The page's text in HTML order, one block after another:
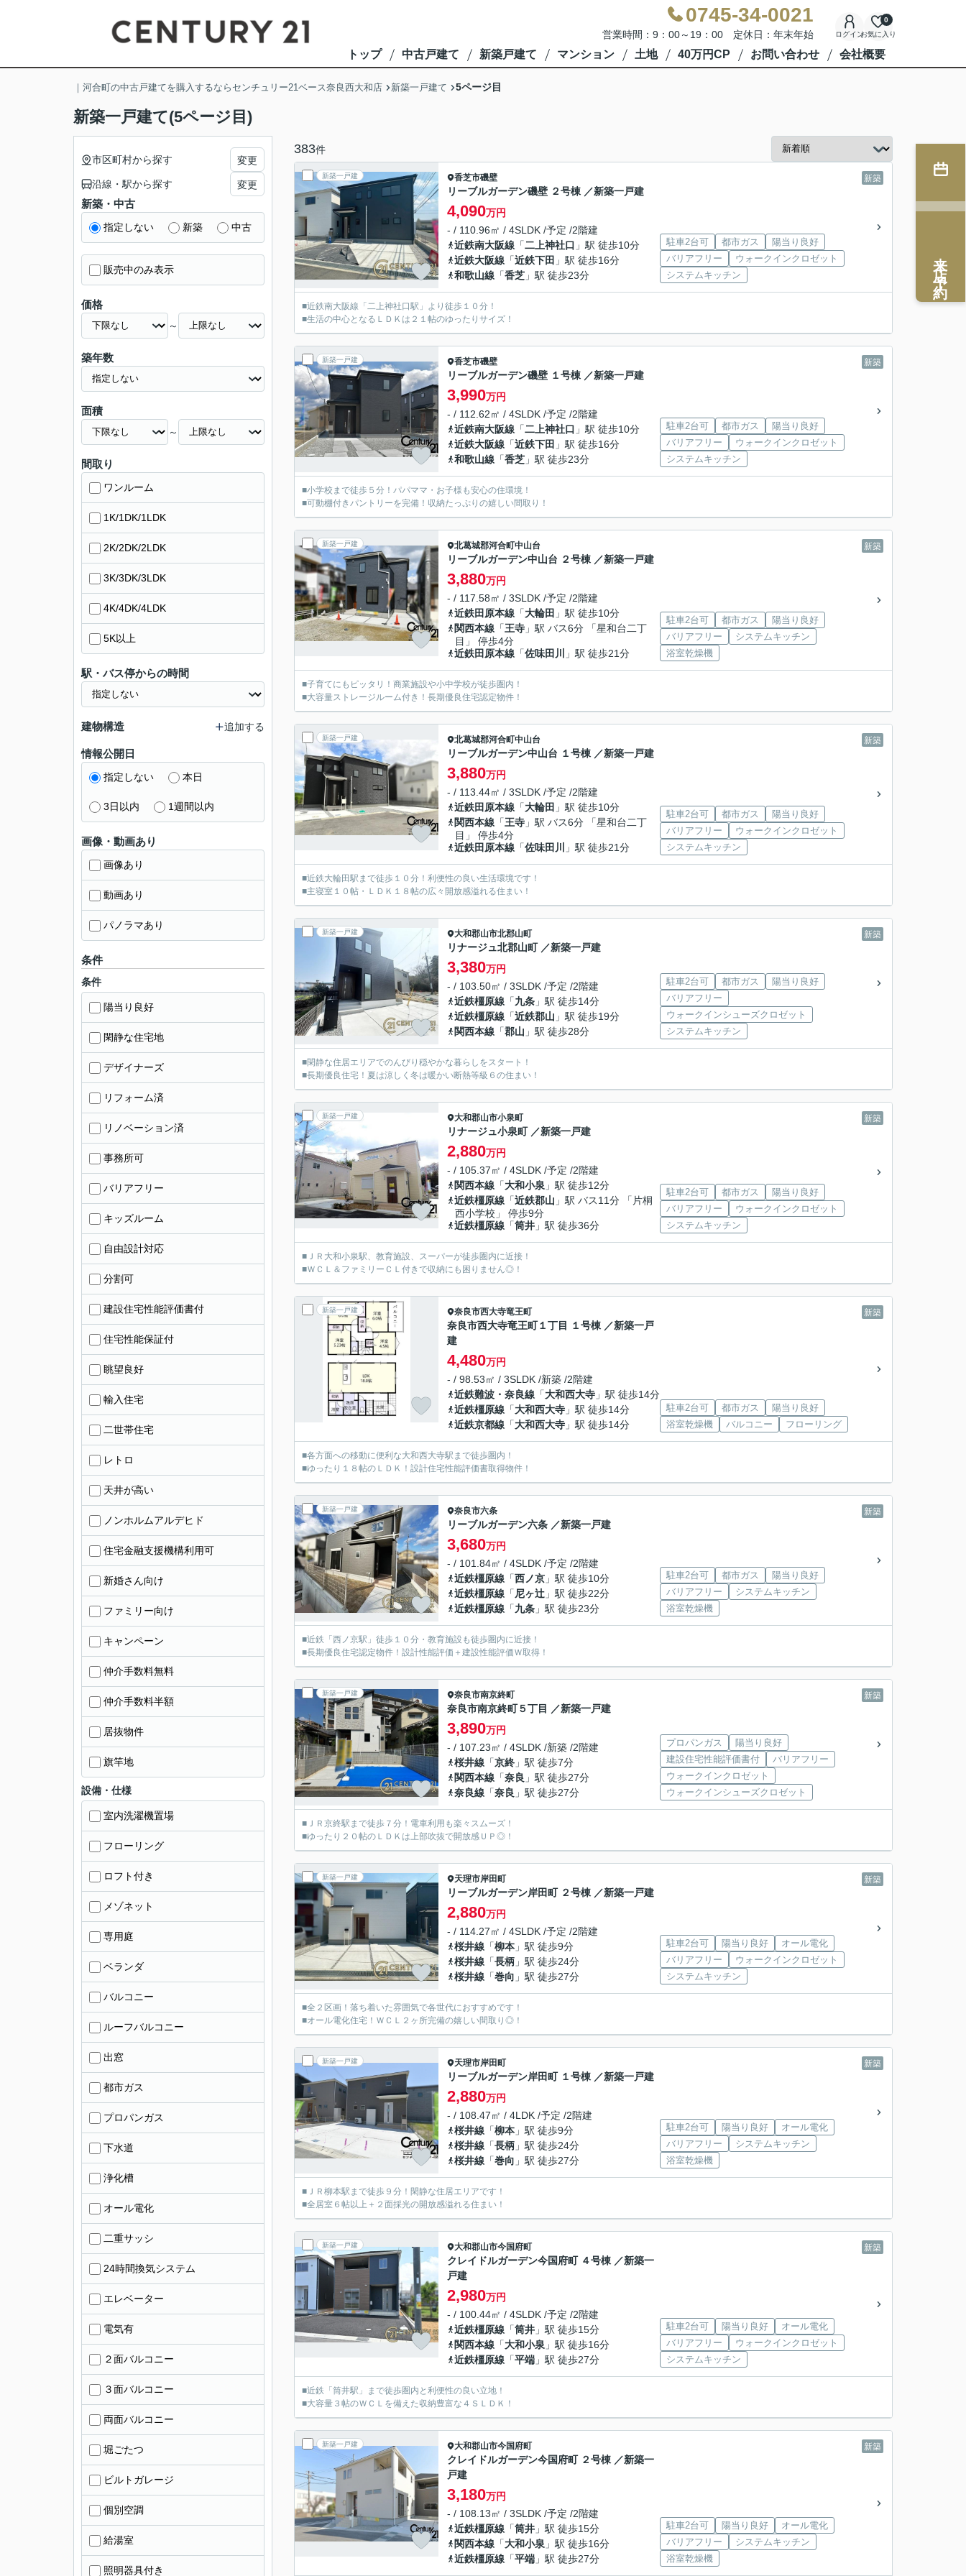
0745-34-0021
営業時間：9：00～19：00 定休日：年末年始 ログインお気に入り
0
トップ 中古戸建て 新築戸建て マンション 土地 40万円CP お問い合わせ 会社概要
｜河合町の中古戸建てを購入するならセンチュリー21ベース奈良西大和店 新築一戸建て 5ページ目
新築一戸建て(5ページ目)
383件
新築一戸建 新築
香芝市磯壁
リーブルガーデン磯壁 ２号棟 ／新築一戸建
4,090万円
- / 110.96㎡ / 4SLDK /予定 /2階建
近鉄南大阪線 「二上神社口 」駅 徒歩10分
近鉄大阪線 「近鉄下田 」駅 徒歩16分
和歌山線 「香芝 」駅 徒歩23分
駐車2台可 都市ガス
陽当り良好
バリアフリー
ウォークインクロゼット
システムキッチン
■近鉄南大阪線「二上神社口駅」より徒歩１０分！
■生活の中心となるＬＤＫは２１帖のゆったりサイズ！
新築一戸建 新築
香芝市磯壁
リーブルガーデン磯壁 １号棟 ／新築一戸建
3,990万円
- / 112.62㎡ / 4SLDK /予定 /2階建
近鉄南大阪線 「二上神社口 」駅 徒歩10分
近鉄大阪線 「近鉄下田 」駅 徒歩16分
和歌山線 「香芝 」駅 徒歩23分
駐車2台可 都市ガス
陽当り良好
バリアフリー
ウォークインクロゼット
システムキッチン
■小学校まで徒歩５分！パパママ・お子様も安心の住環境！
■可動棚付きパントリーを完備！収納たっぷりの嬉しい間取り！
新築一戸建 新築
北葛城郡河合町中山台
リーブルガーデン中山台 ２号棟 ／新築一戸建
3,880万円
- / 117.58㎡ / 3SLDK /予定 /2階建
近鉄田原本線 「大輪田 」駅 徒歩10分
関西本線 「王寺 」駅 バス6分 「星和台二丁
目」 停歩4分
近鉄田原本線 「佐味田川 」駅 徒歩21分
駐車2台可 都市ガス
陽当り良好
バリアフリー
システムキッチン
浴室乾燥機
■子育てにもピッタリ！商業施設や小中学校が徒歩圏内！
■大容量ストレージルーム付き！長期優良住宅認定物件！
新築一戸建 新築
北葛城郡河合町中山台
リーブルガーデン中山台 １号棟 ／新築一戸建
3,880万円
- / 113.44㎡ / 3SLDK /予定 /2階建
近鉄田原本線 「大輪田 」駅 徒歩10分
関西本線 「王寺 」駅 バス6分 「星和台二丁
目」 停歩4分
近鉄田原本線 「佐味田川 」駅 徒歩21分
駐車2台可 都市ガス
陽当り良好
バリアフリー
ウォークインクロゼット
システムキッチン
■近鉄大輪田駅まで徒歩１０分！利便性の良い生活環境です！
■主寝室１０帖・ＬＤＫ１８帖の広々開放感溢れる住まい！
新築一戸建 新築
大和郡山市北郡山町
リナージュ北郡山町 ／新築一戸建
3,380万円
- / 103.50㎡ / 3SLDK /予定 /2階建
近鉄橿原線 「九条 」駅 徒歩14分
近鉄橿原線 「近鉄郡山 」駅 徒歩19分
関西本線 「郡山 」駅 徒歩28分
駐車2台可 都市ガス
陽当り良好
バリアフリー
ウォークインシューズクロゼット
システムキッチン
■閑静な住居エリアでのんびり穏やかな暮らしをスタート！
■長期優良住宅！夏は涼しく冬は暖かい断熱等級６の住まい！
新築一戸建 新築
大和郡山市小泉町
リナージュ小泉町 ／新築一戸建
2,880万円
- / 105.37㎡ / 4SLDK /予定 /2階建
関西本線 「大和小泉 」駅 徒歩12分
近鉄橿原線 「近鉄郡山 」駅 バス11分 「片桐
西小学校」 停歩9分
近鉄橿原線 「筒井 」駅 徒歩36分
駐車2台可 都市ガス
陽当り良好
バリアフリー
ウォークインクロゼット
システムキッチン
■ＪＲ大和小泉駅、教育施設、スーパーが徒歩圏内に近接！
■ＷＣＬ＆ファミリーＣＬ付きで収納にも困りません◎！
新築一戸建 新築
奈良市西大寺竜王町
奈良市西大寺竜王町１丁目 １号棟 ／新築一戸
建
4,480万円
- / 98.53㎡ / 3SLDK /新築 /2階建
近鉄難波・奈良線 「大和西大寺 」駅 徒歩14分
近鉄橿原線 「大和西大寺 」駅 徒歩14分
近鉄京都線 「大和西大寺 」駅 徒歩14分
駐車2台可 都市ガス
陽当り良好
浴室乾燥機
バルコニー フローリング
■各方面への移動に便利な大和西大寺駅まで徒歩圏内！
■ゆったり１８帖のＬＤＫ！設計住宅性能評価書取得物件！
新築一戸建 新築
奈良市六条
リーブルガーデン六条 ／新築一戸建
3,680万円
- / 101.84㎡ / 4SLDK /予定 /2階建
近鉄橿原線 「西ノ京 」駅 徒歩10分
近鉄橿原線 「 尼ヶ辻 」駅 徒歩22分
近鉄橿原線 「九条 」駅 徒歩23分
駐車2台可 都市ガス
陽当り良好
バリアフリー
システムキッチン
浴室乾燥機
■近鉄「西ノ京駅」徒歩１０分・教育施設も徒歩圏内に近接！
■長期優良住宅認定物件！設計性能評価＋建設性能評価Ｗ取得！
新築一戸建 新築
奈良市南京終町
奈良市南京終町５丁目 ／新築一戸建
3,890万円
- / 107.23㎡ / 4SLDK /新築 /2階建
桜井線 「京終 」駅 徒歩7分
関西本線 「奈良 」駅 徒歩27分
奈良線 「奈良 」駅 徒歩27分
プロパンガス
陽当り良好
建設住宅性能評価書付
バリアフリー
ウォークインクロゼット
ウォークインシューズクロゼット
■ＪＲ京終駅まで徒歩７分！電車利用も楽々スムーズ！
■ゆったり２０帖のＬＤＫは上部吹抜で開放感ＵＰ◎！
新築一戸建 新築
天理市岸田町
リーブルガーデン岸田町 ２号棟 ／新築一戸建
2,880万円
- / 114.27㎡ / 4SLDK /予定 /2階建
桜井線 「柳本 」駅 徒歩9分
桜井線 「長柄 」駅 徒歩24分
桜井線 「巻向 」駅 徒歩27分
駐車2台可 陽当り良好
オール電化
バリアフリー
ウォークインクロゼット
システムキッチン
■全２区画！落ち着いた雰囲気で各世代におすすめです！
■オール電化住宅！ＷＣＬ２ヶ所完備の嬉しい間取り◎！
新築一戸建 新築
天理市岸田町
リーブルガーデン岸田町 １号棟 ／新築一戸建
2,880万円
- / 108.47㎡ / 4LDK /予定 /2階建
桜井線 「柳本 」駅 徒歩9分
桜井線 「長柄 」駅 徒歩24分
桜井線 「巻向 」駅 徒歩27分
駐車2台可 陽当り良好
オール電化
バリアフリー
システムキッチン
浴室乾燥機
■ＪＲ柳本駅まで徒歩９分！閑静な住居エリアです！
■全居室６帖以上＋２面採光の開放感溢れる住まい！
新築一戸建 新築
大和郡山市今国府町
クレイドルガーデン今国府町 ４号棟 ／新築一
戸建
2,980万円
- / 100.44㎡ / 4SLDK /予定 /2階建
近鉄橿原線 「筒井 」駅 徒歩15分
関西本線 「大和小泉 」駅 徒歩16分
近鉄橿原線 「平端 」駅 徒歩27分
駐車2台可 陽当り良好
オール電化
バリアフリー
ウォークインクロゼット
システムキッチン
■近鉄「筒井駅」まで徒歩圏内と利便性の良い立地！
■大容量３帖のＷＣＬを備えた収納豊富な４ＳＬＤＫ！
新築一戸建 新築
大和郡山市今国府町
クレイドルガーデン今国府町 ２号棟 ／新築一
戸建
3,180万円
- / 108.13㎡ / 3SLDK /予定 /2階建
近鉄橿原線 「筒井 」駅 徒歩15分
関西本線 「大和小泉 」駅 徒歩16分
近鉄橿原線 「平端 」駅 徒歩27分
駐車2台可 陽当り良好
オール電化
バリアフリー
システムキッチン
浴室乾燥機
市区町村から探す 変更
沿線・駅から探す 変更
新築・中古
指定しない 新築 中古
販売中のみ表示
価格
～
築年数
面積
～
間取り
ワンルーム
1K/1DK/1LDK
2K/2DK/2LDK
3K/3DK/3LDK
4K/4DK/4LDK
5K以上
駅・バス停からの時間
建物構造 追加する
情報公開日
指定しない 本日
3日以内 1週間以内
画像・動画あり
画像あり
動画あり
パノラマあり
条件
条件
陽当り良好
閑静な住宅地
デザイナーズ
リフォーム済
リノベーション済
事務所可
バリアフリー
キッズルーム
自由設計対応
分割可
建設住宅性能評価書付
住宅性能保証付
眺望良好
輸入住宅
二世帯住宅
レトロ
天井が高い
ノンホルムアルデヒド
住宅金融支援機構利用可
新婚さん向け
ファミリー向け
キャンペーン
仲介手数料無料
仲介手数料半額
居抜物件
旗竿地
設備・仕様
室内洗濯機置場
フローリング
ロフト付き
メゾネット
専用庭
ベランダ
バルコニー
ルーフバルコニー
出窓
都市ガス
プロパンガス
下水道
浄化槽
オール電化
二重サッシ
24時間換気システム
エレベーター
電気有
２面バルコニー
３面バルコニー
両面バルコニー
堀ごたつ
ビルトガレージ
個別空調
給湯室
照明器具付き
来店予約